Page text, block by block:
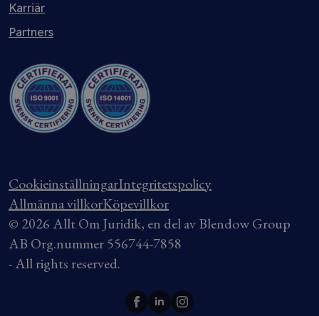
Karriär
Partners
CookieinställningarIntegritetspolicy
Allmänna villkorKöpevillkor
© 2026 Allt Om Juridik, en del av Blendow Group
AB Org.nummer 556744-7858
- All rights reserved.